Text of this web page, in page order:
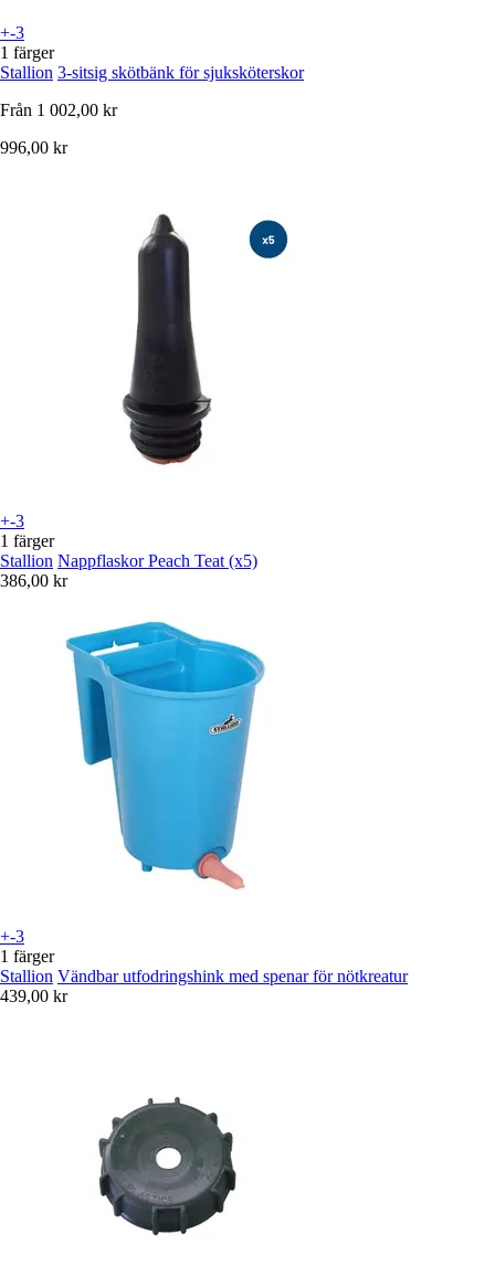
+-3
1 färger
Stallion 3-sitsig skötbänk för sjuksköterskor
Från 1 002,00 kr
996,00 kr
+-3
1 färger
Stallion Nappflaskor Peach Teat (x5)
386,00 kr
+-3
1 färger
Stallion Vändbar utfodringshink med spenar för nötkreatur
439,00 kr